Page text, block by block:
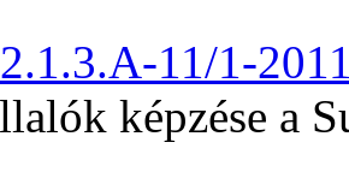
11/1-
képzése a